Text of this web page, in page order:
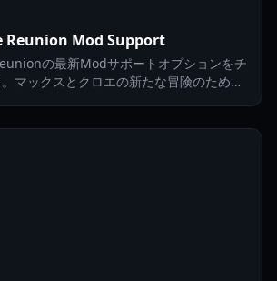
Reunion Mod Support
の最新Modサポートオプションをチ
マックスとクロエの新たな冒険のため